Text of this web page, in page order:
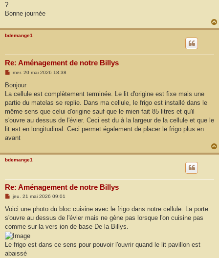
?
Bonne journée
bdemange1
Re: Aménagement de notre Billys
M
s
a
g
mer. 20 mai 2026 18:38
Bonjour
La cellule est complètement terminée. Le lit d'origine est fixe mais une
partie du matelas se replie. Dans ma cellule, le frigo est installé dans le
même sens que celui d'origine sauf que le mien fait 85 litres et qu'il
s'ouvre au dessus de l'évier. Ceci est du à la largeur de la cellule et que le
lit est en longitudinal. Ceci permet également de placer le frigo plus en
avant
bdemange1
Re: Aménagement de notre Billys
M
s
a
g
e
jeu. 21 mai 2026 09:01
Voici une photo du bloc cuisine avec le frigo dans notre cellule. La porte
s'ouvre au dessus de l'évier mais ne gène pas lorsque l'on cuisine pas
comme sur la vers ion de base De la Billys.
Le frigo est dans ce sens pour pouvoir l'ouvrir quand le lit pavillon est
abaissé